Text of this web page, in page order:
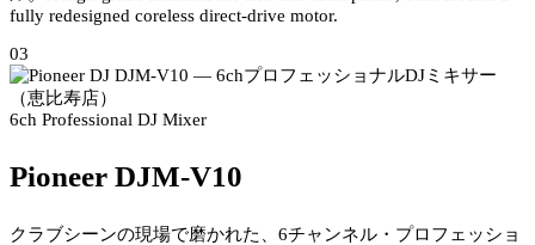
fully redesigned coreless direct-drive motor.
03
6ch Professional DJ Mixer
Pioneer DJM-V10
クラブシーンの現場で磨かれた、6チャンネル・プロフェッショ